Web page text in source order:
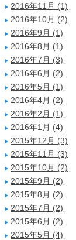
2016年11月 (1)
2016年10月 (2)
2016年9月 (1)
2016年8月 (1)
2016年7月 (3)
2016年6月 (2)
2016年5月 (1)
2016年4月 (2)
2016年2月 (1)
2016年1月 (4)
2015年12月 (3)
2015年11月 (3)
2015年10月 (2)
2015年9月 (2)
2015年8月 (2)
2015年7月 (2)
2015年6月 (2)
2015年5月 (4)